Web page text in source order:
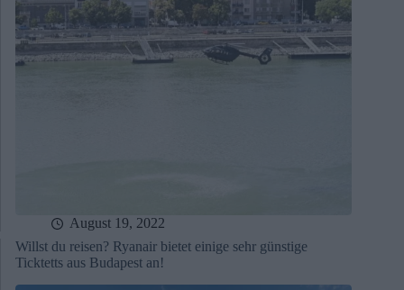
August 19, 2022
Willst du reisen? Ryanair bietet einige sehr günstige
Ticktetts aus Budapest an!